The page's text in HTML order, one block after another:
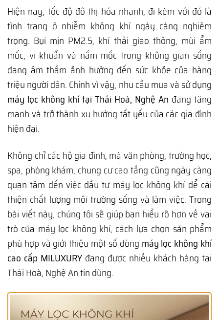
Hiện nay, tốc độ đô thị hóa nhanh, đi kèm với đó là
tình trạng ô nhiễm không khí ngày càng nghiêm
trọng. Bụi mịn PM2.5, khí thải giao thông, mùi ẩm
mốc, vi khuẩn và nấm mốc trong không gian sống
đang âm thầm ảnh hưởng đến sức khỏe của hàng
triệu người dân. Chính vì vậy, nhu cầu mua và sử dụng
máy lọc không khí tại Thái Hoà, Nghệ An đang tăng
mạnh và trở thành xu hướng tất yếu của các gia đình
hiện đại.
Không chỉ các hộ gia đình, mà văn phòng, trường học,
spa, phòng khám, chung cư cao tầng cũng ngày càng
quan tâm đến việc đầu tư máy lọc không khí để cải
thiện chất lượng môi trường sống và làm việc. Trong
bài viết này, chúng tôi sẽ giúp bạn hiểu rõ hơn về vai
trò của máy lọc không khí, cách lựa chọn sản phẩm
phù hợp và giới thiệu một số dòng máy lọc không khí
cao cấp MILUXURY đang được nhiều khách hàng tại
Thái Hoà, Nghệ An tin dùng.